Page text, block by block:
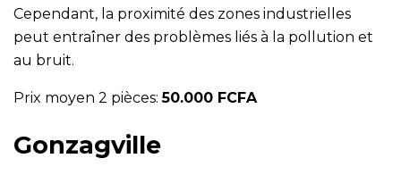
Cependant, la proximité des zones industrielles
peut entraîner des problèmes liés à la pollution et
au bruit.
Prix moyen 2 pièces:50.000 FCFA
Gonzagville